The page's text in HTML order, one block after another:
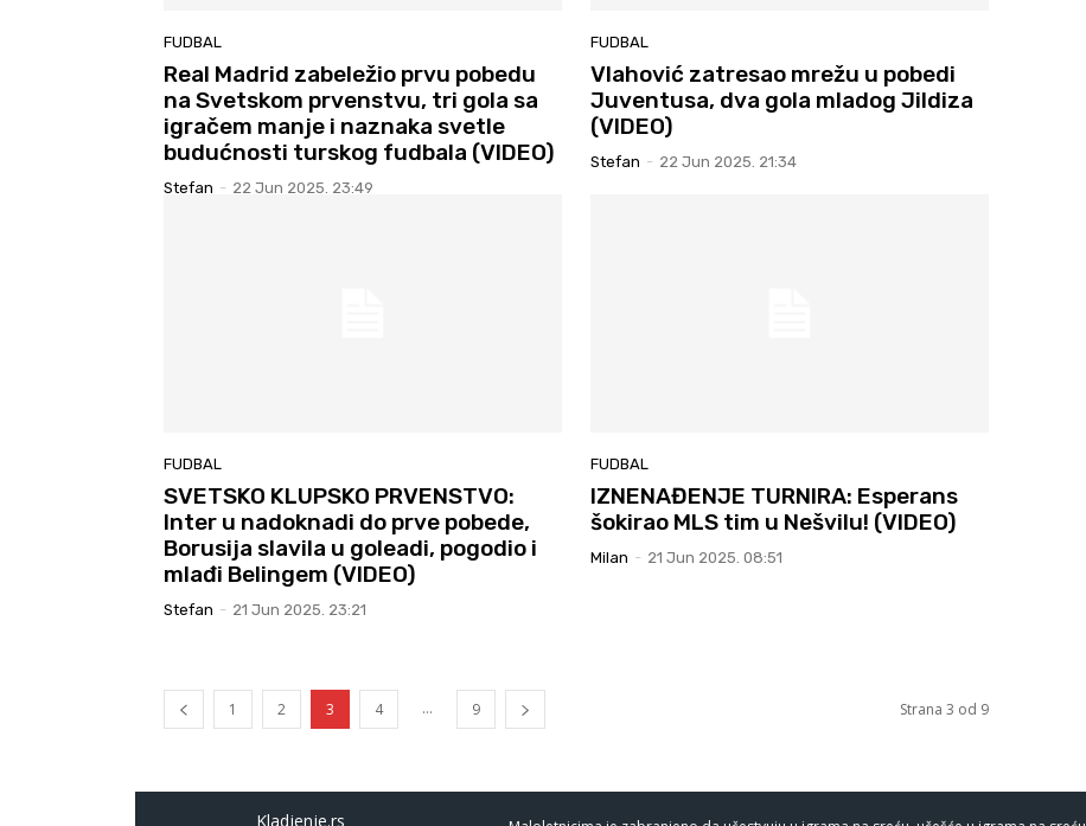
FUDBAL
Real Madrid zabeležio prvu pobedu
na Svetskom prvenstvu, tri gola sa
igračem manje i naznaka svetle
budućnosti turskog fudbala (VIDEO)
Stefan - 22 Jun 2025. 23:49
FUDBAL
Vlahović zatresao mrežu u pobedi
Juventusa, dva gola mladog Jildiza
(VIDEO)
Stefan - 22 Jun 2025. 21:34
FUDBAL
SVETSKO KLUPSKO PRVENSTVO:
Inter u nadoknadi do prve pobede,
Borusija slavila u goleadi, pogodio i
mlađi Belingem (VIDEO)
Stefan - 21 Jun 2025. 23:21
FUDBAL
IZNENAĐENJE TURNIRA: Esperans
šokirao MLS tim u Nešvilu! (VIDEO)
Milan - 21 Jun 2025. 08:51
1 2 3 4 ... 9 Strana 3 od 9
Kladjenje.rs